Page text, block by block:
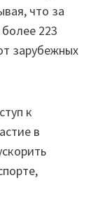
что за
223
зарубежных
к
в